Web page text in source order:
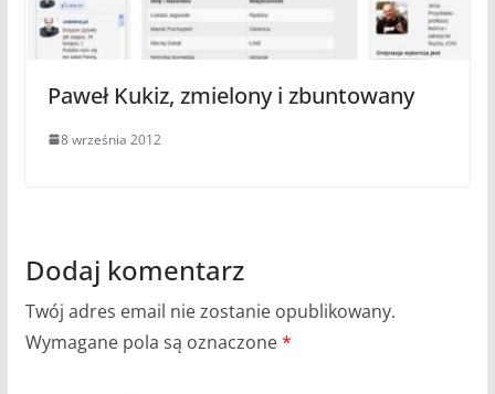
Paweł Kukiz, zmielony i zbuntowany
8 września 2012
Dodaj komentarz
Twój adres email nie zostanie opublikowany.
Wymagane pola są oznaczone*